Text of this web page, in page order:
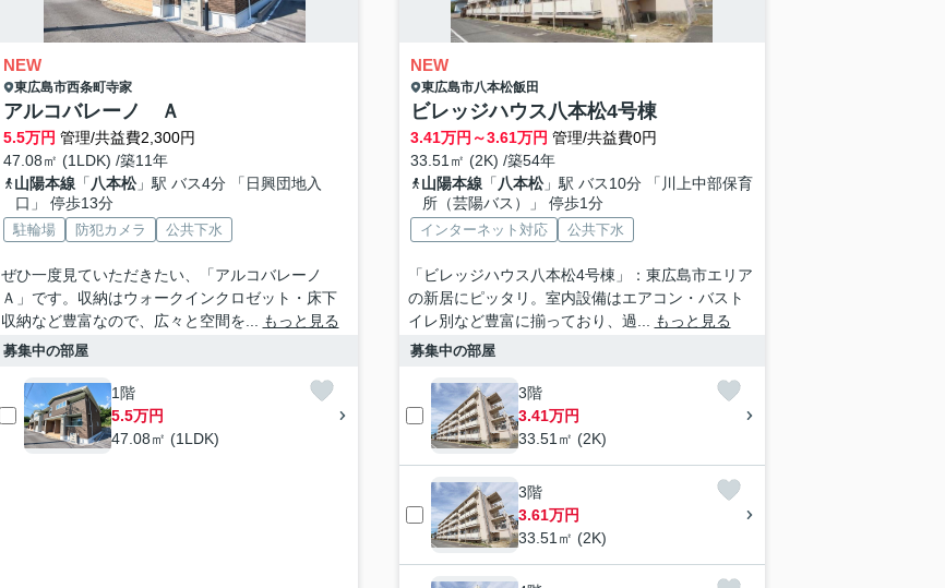
NEW
東広島市西条町寺家
アルコバレーノ Ａ
5.5万円 管理/共益費2,300円
47.08㎡ (1LDK) /築11年
山陽本線「 八本松」駅 バス4分 「日興団地入
口」 停歩13分
駐輪場 防犯カメラ 公共下水
ぜひ一度見ていただきたい、「アルコバレーノ
Ａ」です。収納はウォークインクロゼット・床下
収納など豊富なので、広々と空間を...
もっと見る
募集中の部屋
1階
5.5万円
47.08㎡ (1LDK)
NEW
東広島市八本松飯田
ビレッジハウス八本松4号棟
3.41万円～3.61万円 管理/共益費0円
33.51㎡ (2K) /築54年
山陽本線「 八本松」駅 バス10分 「川上中部保育
所（芸陽バス）」 停歩1分
インターネット対応 公共下水
「ビレッジハウス八本松4号棟」：東広島市エリア
の新居にピッタリ。室内設備はエアコン・バスト
イレ別など豊富に揃っており、過...
もっと見る
募集中の部屋
3階
3.41万円
33.51㎡ (2K)
3階
3.61万円
33.51㎡ (2K)